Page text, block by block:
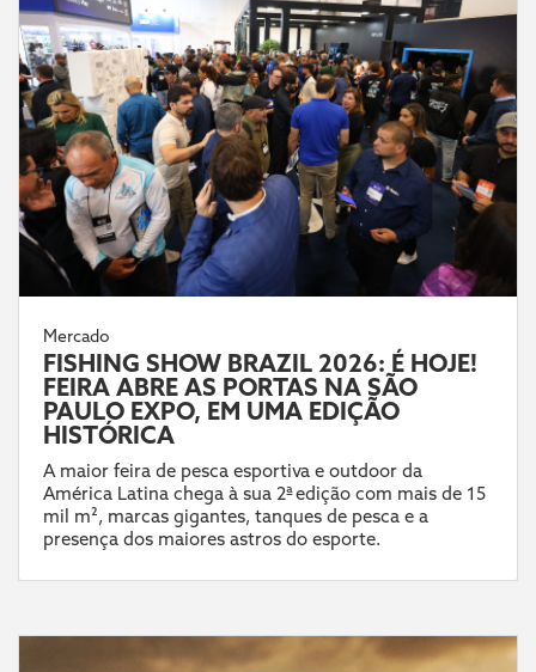
Mercado
FISHING SHOW BRAZIL 2026: É HOJE!
FEIRA ABRE AS PORTAS NA SÃO
PAULO EXPO, EM UMA EDIÇÃO
HISTÓRICA
A maior feira de pesca esportiva e outdoor da
América Latina chega à sua 2ª edição com mais de 15
mil m², marcas gigantes, tanques de pesca e a
presença dos maiores astros do esporte.